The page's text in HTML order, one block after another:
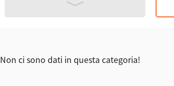
Non ci sono dati in questa categoria!